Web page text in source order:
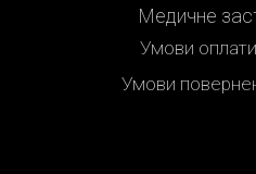
Медичне
Умови оплати
Умови